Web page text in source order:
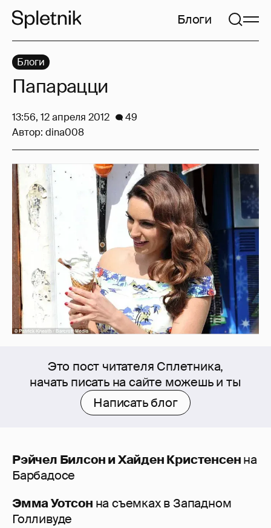
Блоги
Это пост читателя Сплетника,
начать писать на сайте можешь и ты
Написать блог
Рэйчел Билсон и Хайден Кристенсенна
Барбадосе
Эмма Уотсон на съемках в Западном
Голливуде
Блоги
Папарацци
13:56, 12 апреля 2012
49
Автор: dina008